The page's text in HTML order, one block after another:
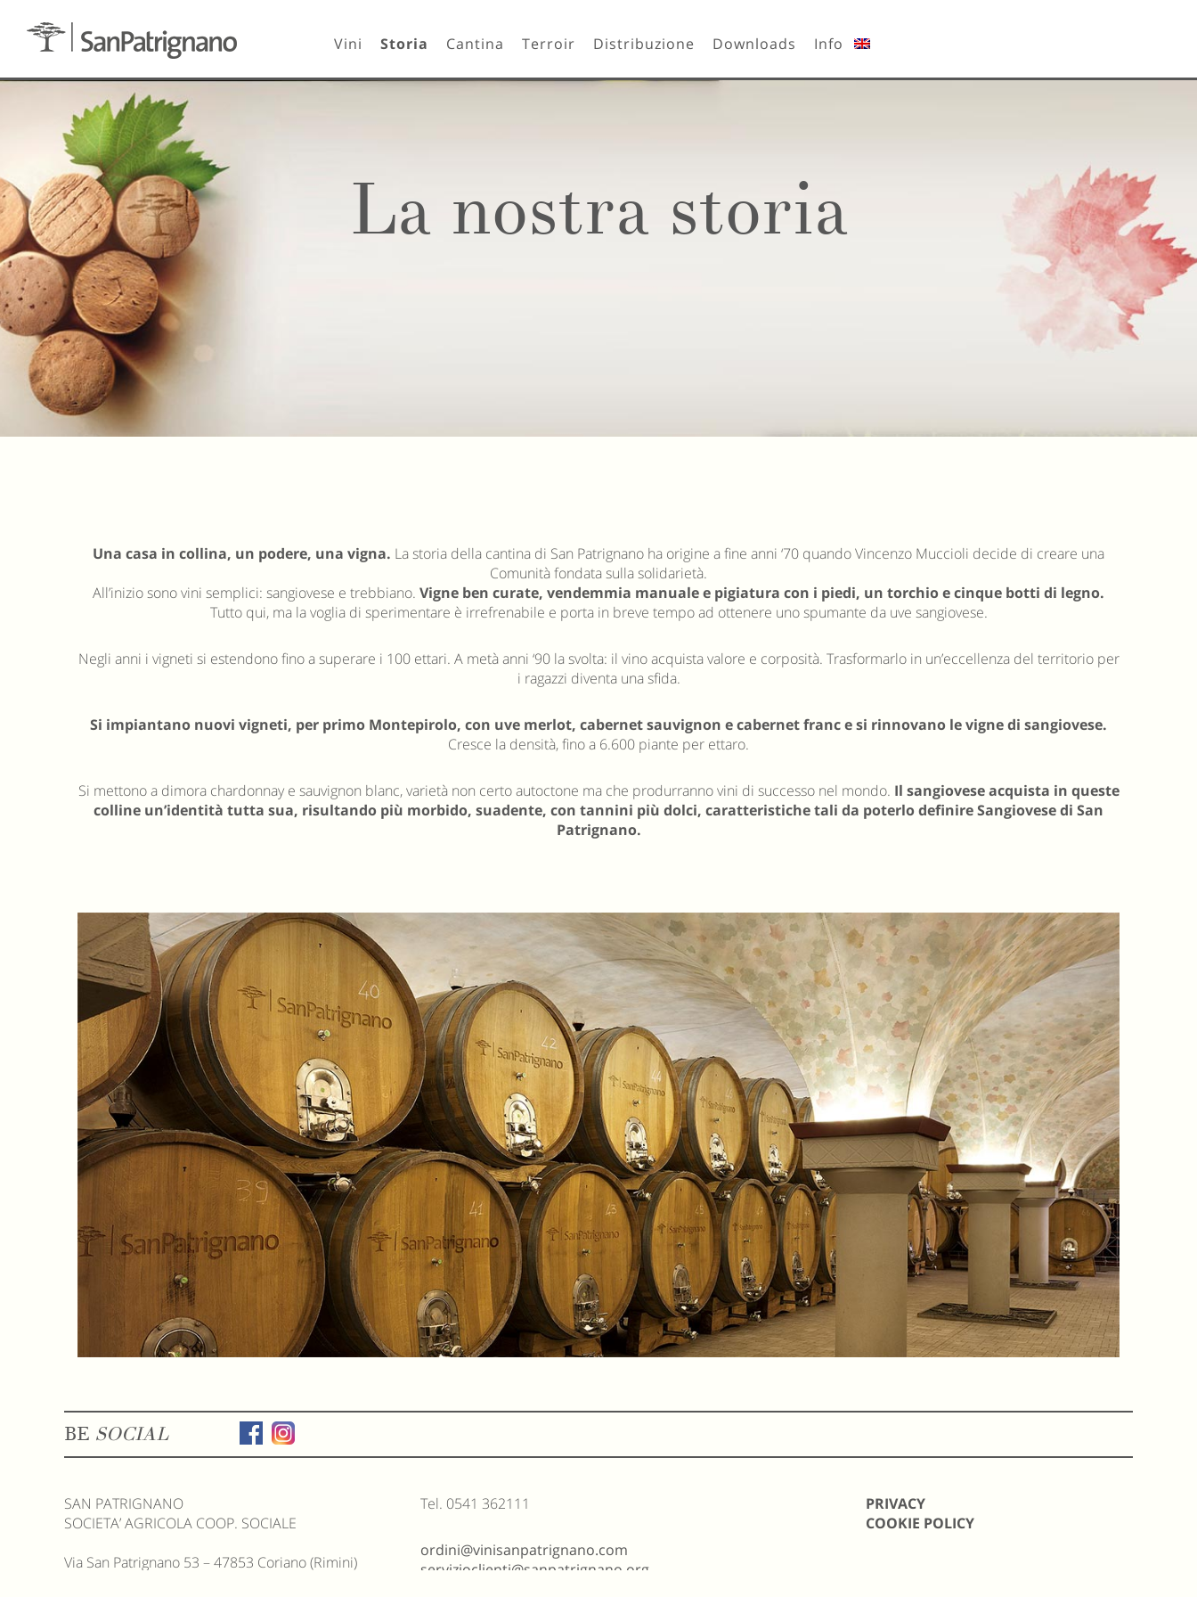
Vini Storia Cantina Terroir Distribuzione Downloads Info
La nostra storia
Una casa in collina, un podere, una vigna. La storia della cantina di San Patrignano ha origine a fine anni ‘70 quando Vincenzo Muccioli decide di creare una
Comunità fondata sulla solidarietà.
All’inizio sono vini semplici: sangiovese e trebbiano. Vigne ben curate, vendemmia manuale e pigiatura con i piedi, un torchio e cinque botti di legno.
Tutto qui, ma la voglia di sperimentare è irrefrenabile e porta in breve tempo ad ottenere uno spumante da uve sangiovese.
Negli anni i vigneti si estendono fino a superare i 100 ettari. A metà anni ‘90 la svolta: il vino acquista valore e corposità. Trasformarlo in un’eccellenza del territorio per
i ragazzi diventa una sfida.
Si impiantano nuovi vigneti, per primo Montepirolo, con uve merlot, cabernet sauvignon e cabernet franc e si rinnovano le vigne di sangiovese.
Cresce la densità, fino a 6.600 piante per ettaro.
Si mettono a dimora chardonnay e sauvignon blanc, varietà non certo autoctone ma che produrranno vini di successo nel mondo. Il sangiovese acquista in queste
colline un’identità tutta sua, risultando più morbido, suadente, con tannini più dolci, caratteristiche tali da poterlo definire Sangiovese di San
Patrignano.
BE SOCIAL
SAN PATRIGNANO
SOCIETA’ AGRICOLA COOP. SOCIALE
Via San Patrignano 53 – 47853 Coriano (Rimini)
Tel. 0541 362111
ordini@vinisanpatrignano.com
servizioclienti@sanpatrignano.org
PRIVACY
COOKIE POLICY